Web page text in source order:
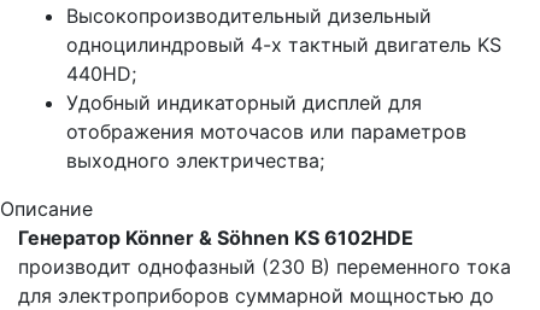
Высокопроизводительный дизельный
одноцилиндровый 4-х тактный двигатель KS
440HD;
Удобный индикаторный дисплей для
отображения моточасов или параметров
выходного электричества;
Описание
Генератор Könner & Söhnen KS 6102HDE
производит однофазный (230 В) переменного тока
для электроприборов суммарной мощностью до